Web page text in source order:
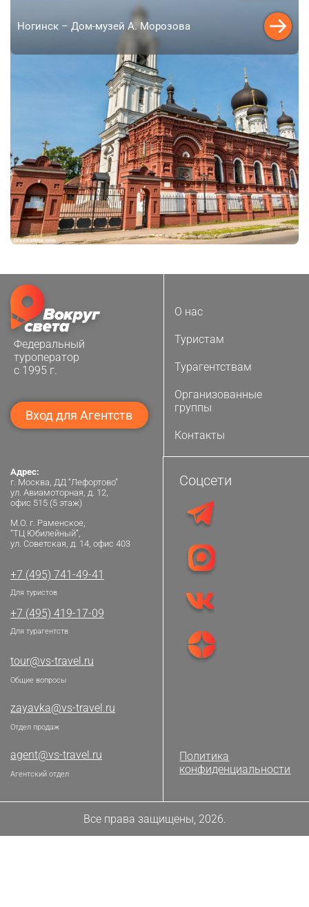
Ногинск – Дом-музей А. Морозова
Федеральный
туроператор
с 1995 г.
Вход для Агентств
О нас
Туристам
Турагентствам
Организованные
группы
Контакты
Адрес:
г. Москва, ДД “Лефортово”
ул. Авиамоторная, д. 12,
офис 515 (5 этаж)
М.О. г. Раменское,
“ТЦ Юбилейный”,
ул. Советская, д. 14, офис 403
+7 (495) 741-49-41
Для туристов
+7 (495) 419-17-09
Для турагентств
tour@vs-travel.ru
Общие вопросы
zayavka@vs-travel.ru
Отдел продаж
agent@vs-travel.ru
Агентский отдел
Соцсети
Политика
конфиденциальности
Все права защищены, 2026.